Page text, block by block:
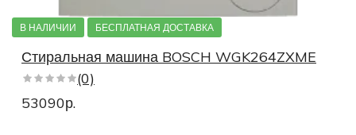
В НАЛИЧИИ БЕСПЛАТНАЯ ДОСТАВКА
Стиральная машина BOSCH WGK264ZXME
(0)
53090р.